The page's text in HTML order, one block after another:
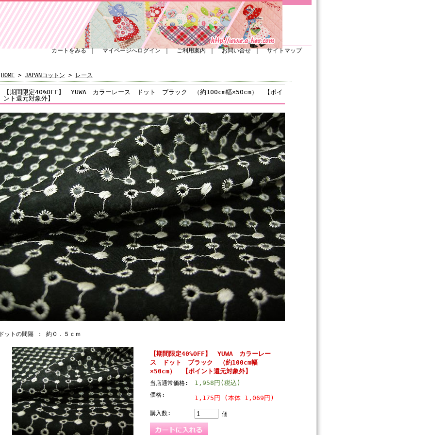
カートをみる｜ マイページへログイン｜ ご利用案内｜ お問い合せ｜ サイトマップ
HOME > JAPANコットン > レース
【期間限定40%OFF】 YUWA カラーレース ドット ブラック （約100cm幅×50cm） 【ポイ
ント還元対象外】
ドットの間隔 ： 約０．５ｃｍ
【期間限定40%OFF】 YUWA カラーレー
ス ドット ブラック （約100cm幅
×50cm） 【ポイント還元対象外】
当店通常価格: 1,958円(税込)
価格: 1,175円 (本体 1,069円)
購入数: 個